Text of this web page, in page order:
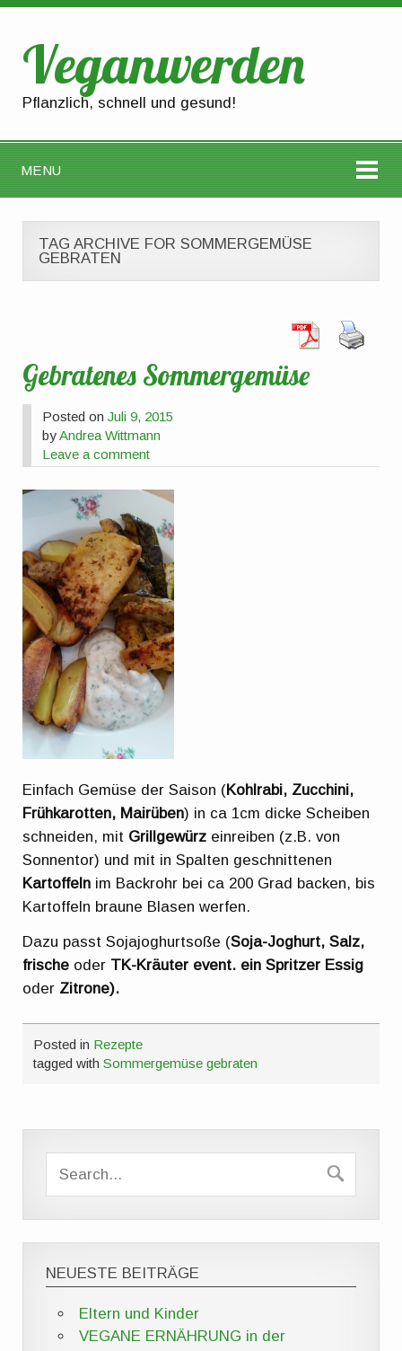
Veganwerden
Pflanzlich, schnell und gesund!
MENU
TAG ARCHIVE FOR SOMMERGEMÜSE
GEBRATEN
Gebratenes Sommergemüse
Posted onJuli 9, 2015
byAndrea Wittmann
Leave a comment
Einfach Gemüse der Saison (Kohlrabi, Zucchini,
Frühkarotten, Mairüben) in ca 1cm dicke Scheiben
schneiden, mit Grillgewürz einreiben (z.B. von
Sonnentor) und mit in Spalten geschnittenen
Kartoffeln im Backrohr bei ca 200 Grad backen, bis
Kartoffeln braune Blasen werfen.
Dazu passt Sojajoghurtsoße (Soja-Joghurt, Salz,
frische oder TK-Kräuter event. ein Spritzer Essig
oder Zitrone).
Posted in Rezepte
tagged withSommergemüse gebraten
NEUESTE BEITRÄGE
Eltern und Kinder
VEGANE ERNÄHRUNG in der